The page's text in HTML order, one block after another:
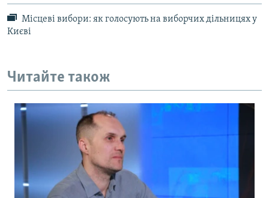
Місцеві вибори: як голосують на виборчих дільницях у
Києві
Читайте також